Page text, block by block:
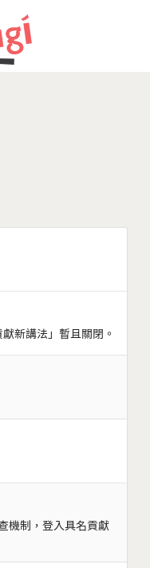
新講法」暫且關閉。
機制，登入具名貢獻